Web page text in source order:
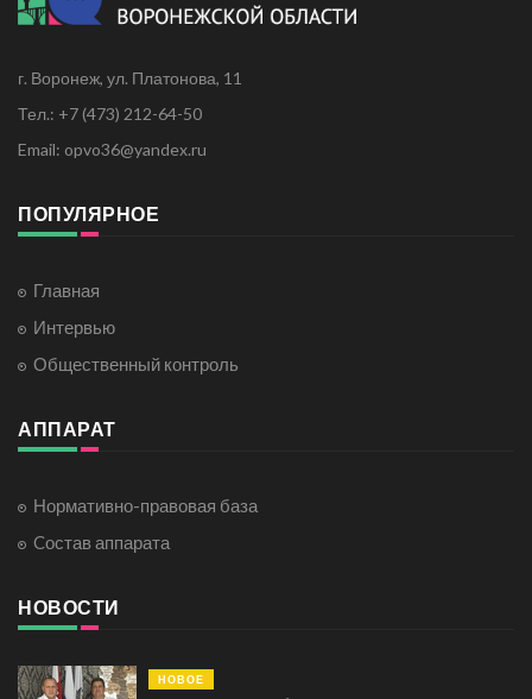
г. Воронеж, ул. Платонова, 11
Тел.: +7 (473) 212-64-50
Email: opvo36@yandex.ru
ПОПУЛЯРНОЕ
Главная
Интервью
Общественный контроль
АППАРАТ
Нормативно-правовая база
Cостав аппарата
НОВОСТИ
НОВОЕ